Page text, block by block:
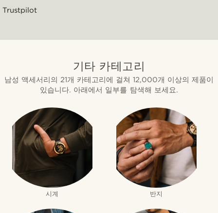
Trustpilot
기타 카테고리
남성 액세서리의 21개 카테고리에 걸쳐 12,000개 이상의 제품이
있습니다. 아래에서 일부를 탐색해 보세요.
시계 반지